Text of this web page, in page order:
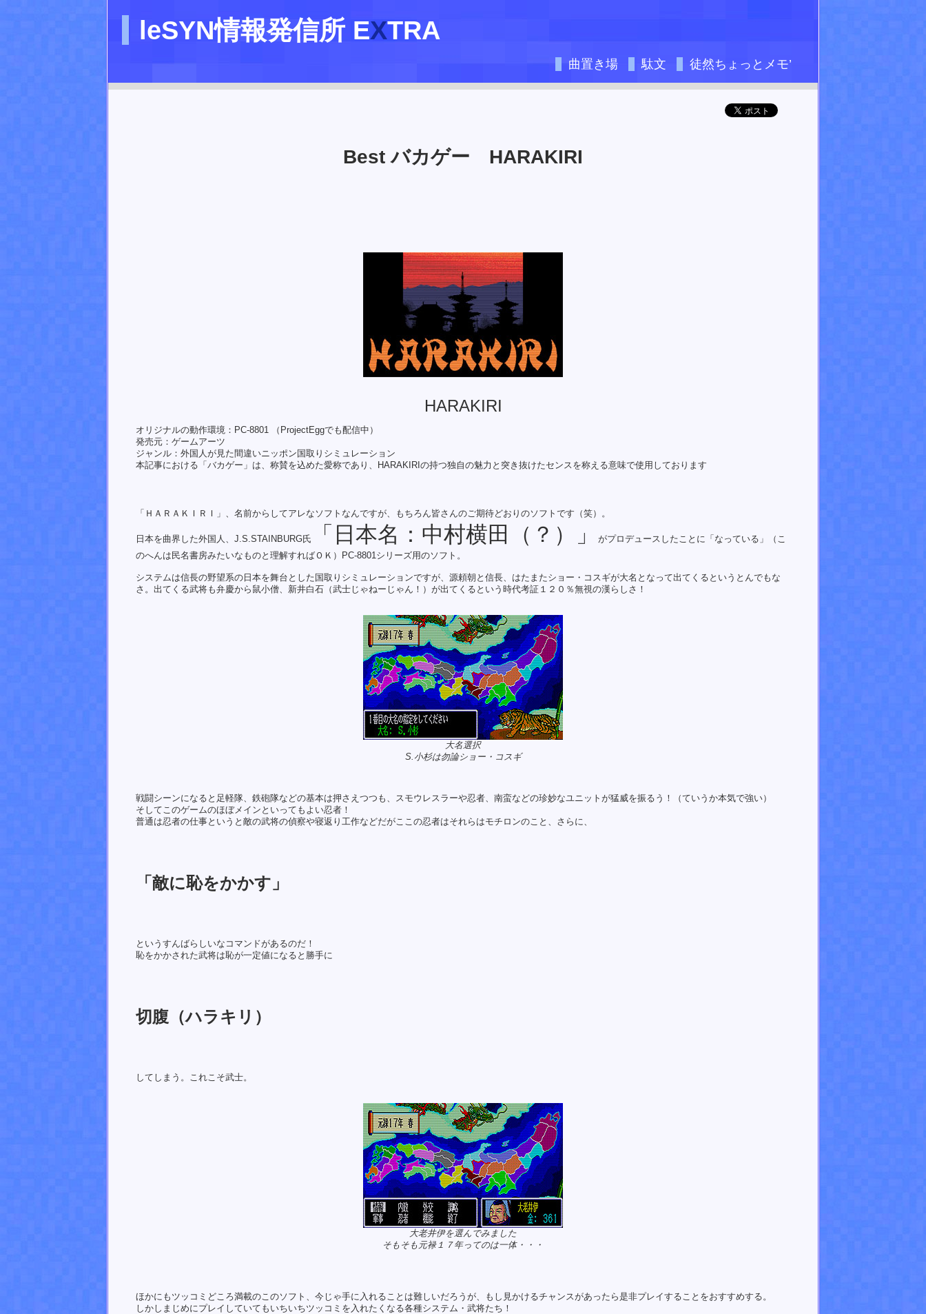
leSYN情報発信所 EXTRA
曲置き場 駄文 徒然ちょっとメモ’
Best バカゲー HARAKIRI
HARAKIRI
オリジナルの動作環境：PC-8801 （ProjectEggでも配信中）
発売元：ゲームアーツ
ジャンル：外国人が見た間違いニッポン国取りシミュレーション
本記事における「バカゲー」は、称賛を込めた愛称であり、HARAKIRIの持つ独自の魅力と突き抜けたセンスを称える意味で使用しております
「ＨＡＲＡＫＩＲＩ」、名前からしてアレなソフトなんですが、もちろん皆さんのご期待どおりのソフトです（笑）。
日本を曲界した外国人、J.S.STAINBURG氏 「日本名：中村横田（？）」
がプロデュースしたことに「なっている」（こ
のへんは民名書房みたいなものと理解すればＯＫ）PC-8801シリーズ用のソフト。
システムは信長の野望系の日本を舞台とした国取りシミュレーションですが、源頼朝と信長、はたまたショー・コスギが大名となって出てくるというとんでもな
さ。出てくる武将も弁慶から鼠小僧、新井白石（武士じゃねーじゃん！）が出てくるという時代考証１２０％無視の漢らしさ！
大名選択
S.小杉は勿論ショー・コスギ
戦闘シーンになると足軽隊、鉄砲隊などの基本は押さえつつも、スモウレスラーや忍者、南蛮などの珍妙なユニットが猛威を振るう！（ていうか本気で強い）
そしてこのゲームのほぼメインといってもよい忍者！
普通は忍者の仕事というと敵の武将の偵察や寝返り工作などだがここの忍者はそれらはモチロンのこと、さらに、
「敵に恥をかかす」
というすんばらしいなコマンドがあるのだ！
恥をかかされた武将は恥が一定値になると勝手に
切腹（ハラキリ）
してしまう。これこそ武士。
大老井伊を選んでみました
そもそも元禄１７年ってのは一体・・・
ほかにもツッコミどころ満載のこのソフト、今じゃ手に入れることは難しいだろうが、もし見かけるチャンスがあったら是非プレイすることをおすすめする。
しかしまじめにプレイしていてもいちいちツッコミを入れたくなる各種システム・武将たち！